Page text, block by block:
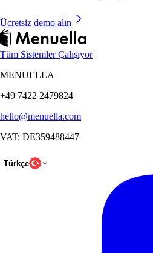
Ücretsiz demo alın
Tüm Sistemler Çalışıyor
MENUELLA
+49 7422 2479824
hello@menuella.com
VAT: DE359488447
Türkçe